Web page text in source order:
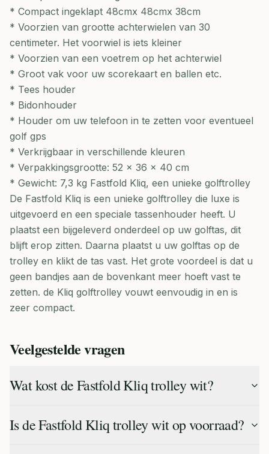
* Compact ingeklapt 48cmx 48cmx 38cm
* Voorzien van grootte achterwielen van 30
centimeter. Het voorwiel is iets kleiner
* Voorzien van een voetrem op het achterwiel
* Groot vak voor uw scorekaart en ballen etc.
* Tees houder
* Bidonhouder
* Houder om uw telefoon in te zetten voor eventueel
golf gps
* Verkrijgbaar in verschillende kleuren
* Verpakkingsgrootte: 52 x 36 x 40 cm
* Gewicht: 7,3 kg Fastfold Kliq, een unieke golftrolley
De Fastfold Kliq is een unieke golftrolley die luxe is
uitgevoerd en een speciale tassenhouder heeft. U
plaatst een bijgeleverd onderdeel op uw golftas, dit
blijft erop zitten. Daarna plaatst u uw golftas op de
trolley en klikt de tas vast. Het grote voordeel is dat u
geen bandjes aan de bovenkant meer hoeft vast te
zetten. de Kliq golftrolley vouwt eenvoudig in en is
zeer compact.
Veelgestelde vragen
Wat kost de Fastfold Kliq trolley wit?
Is de Fastfold Kliq trolley wit op voorraad?